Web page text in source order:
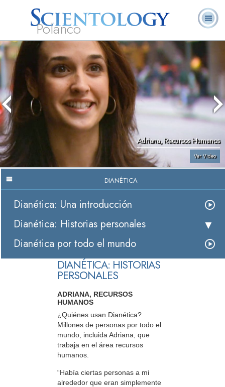
Polanco
L. Ronald
Hubbard
Scientology?
Ministros
Voluntarios
Preguntas
Frecuentes
Adriana, Recursos Humanos
Ver Video
DIANÉTICA
Dianética: Una introducción
Dianética: Historias personales
Dianética por todo el mundo
DIANÉTICA: HISTORIAS
PERSONALES
ADRIANA, RECURSOS
HUMANOS
¿Quiénes usan Dianética?
Millones de personas por todo el
mundo, incluida Adriana, que
trabaja en el área recursos
humanos.
“Había ciertas personas a mi
alrededor que eran simplemente